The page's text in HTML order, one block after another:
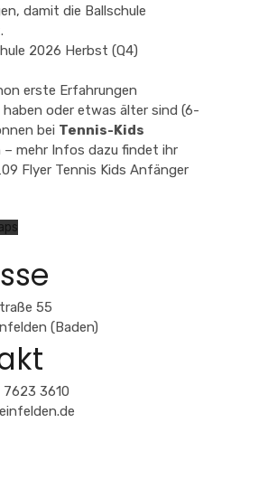
damit die Ballschule
2026 Herbst (Q4)
erste Erfahrungen
oder etwas älter sind (6-
bei Tennis-Kids
– mehr Infos dazu findet ihr
Flyer Tennis Kids Anfänger
55
(Baden)
7623 3610